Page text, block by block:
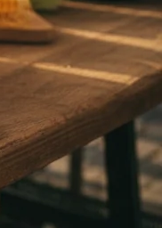
Symbolbild · KI-generiert